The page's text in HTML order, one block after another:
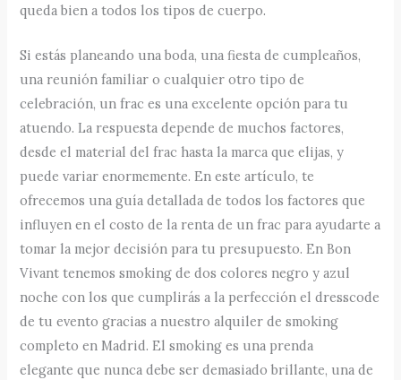
queda bien a todos los tipos de cuerpo.
Si estás planeando una boda, una fiesta de cumpleaños,
una reunión familiar o cualquier otro tipo de
celebración, un frac es una excelente opción para tu
atuendo. La respuesta depende de muchos factores,
desde el material del frac hasta la marca que elijas, y
puede variar enormemente. En este artículo, te
ofrecemos una guía detallada de todos los factores que
influyen en el costo de la renta de un frac para ayudarte a
tomar la mejor decisión para tu presupuesto. En Bon
Vivant tenemos smoking de dos colores negro y azul
noche con los que cumplirás a la perfección el dresscode
de tu evento gracias a nuestro alquiler de smoking
completo en Madrid. El smoking es una prenda
elegante que nunca debe ser demasiado brillante, una de